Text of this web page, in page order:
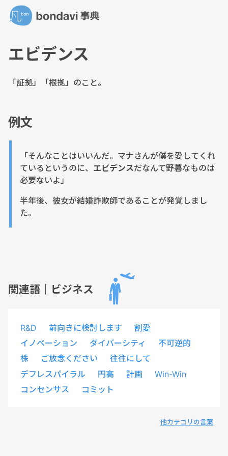
エビデンス
「証拠」「根拠」のこと。
例文
「そんなことはいいんだ。マナさんが僕を愛してくれ
ているというのに、 エビデンスだなんて野暮なものは
必要ないよ」
半年後、彼女が結婚詐欺師であることが発覚しまし
た。
関連語｜ビジネス
R&D 前向きに検討します
割愛
イノベーション
ダイバーシティ
不可逆的
株
ご放念ください
往往にして
デフレスパイラル
円高 計画
Win-Win
コンセンサス
コミット
他カテゴリの言葉